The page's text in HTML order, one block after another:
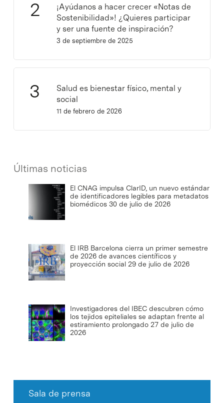
¡Ayúdanos a hacer crecer «Notas de
Sostenibilidad»! ¿Quieres participar
y ser una fuente de inspiración?
3 de septiembre de 2025
Salud es bienestar físico, mental y
social
11 de febrero de 2026
Últimas noticias
El CNAG impulsa ClarID, un nuevo estándar
de identificadores legibles para metadatos
biomédicos 30 de julio de 2026
El IRB Barcelona cierra un primer semestre
de 2026 de avances científicos y
proyección social 29 de julio de 2026
Investigadores del IBEC descubren cómo
los tejidos epiteliales se adaptan frente al
estiramiento prolongado 27 de julio de
2026
Sala de prensa